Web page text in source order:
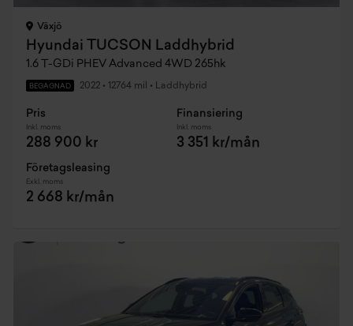
Växjö
Hyundai TUCSON Laddhybrid
1.6 T-GDi PHEV Advanced 4WD 265hk
BEGAGNAD 2022 • 12764 mil • Laddhybrid
Pris
Inkl. moms
288 900 kr
Finansiering
Inkl. moms
3 351 kr/mån
Företagsleasing
Exkl. moms
2 668 kr/mån